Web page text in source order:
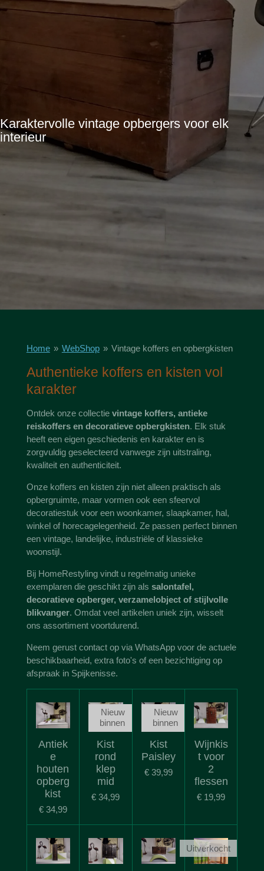
Karaktervolle vintage opbergers voor elk
interieur
Home » WebShop » Vintage koffers en opbergkisten
Authentieke koffers en kisten vol
karakter
Ontdek onze collectie vintage koffers, antieke
reiskoffers en decoratieve opbergkisten. Elk stuk
heeft een eigen geschiedenis en karakter en is
zorgvuldig geselecteerd vanwege zijn uitstraling,
kwaliteit en authenticiteit.
Onze koffers en kisten zijn niet alleen praktisch als
opbergruimte, maar vormen ook een sfeervol
decoratiestuk voor een woonkamer, slaapkamer, hal,
winkel of horecagelegenheid. Ze passen perfect binnen
een vintage, landelijke, industriële of klassieke
woonstijl.
Bij HomeRestyling vindt u regelmatig unieke
exemplaren die geschikt zijn als salontafel,
decoratieve opberger, verzamelobject of stijlvolle
blikvanger. Omdat veel artikelen uniek zijn, wisselt
ons assortiment voortdurend.
Neem gerust contact op via WhatsApp voor de actuele
beschikbaarheid, extra foto's of een bezichtiging op
afspraak in Spijkenisse.
Antiek
e
houten
opberg
kist
€ 34,99
Nieuw
binnen
Kist
rond
klep
mid
€ 34,99
Nieuw
binnen
Kist
Paisley
€ 39,99
Wijnkis
t voor
2
flessen
€ 19,99
Uitverkocht